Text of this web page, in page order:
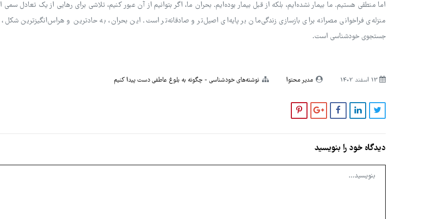
اما منطقی هستیم. ما بیمار نشده‌ایم، بلکه از قبل بیمار بوده‌ایم. بحران ما، اگر بتوانیم از آن عبور کنیم، تلاشی برای رهایی از یک تعادل
منزله‌ی فراخوانی مصرانه برای بازسازی زندگی‌مان بر پایه‌ای اصیل‌تر و صادقانه‌تر است. این بحران، به حادترین و هراس‌انگیزترین
جستجوی خودشناسی است.
مدیر محتوا نوشته‌های خودشناسی چگونه به بلوغ عاطفی دست پیدا کنیم
دیدگاه خود را بنویسید